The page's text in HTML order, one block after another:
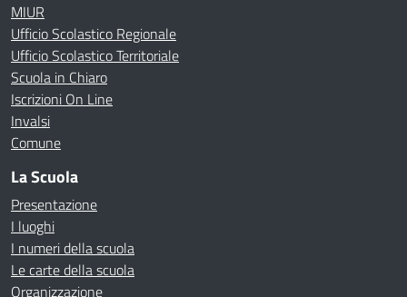
MIUR
Ufficio Scolastico Regionale
Ufficio Scolastico Territoriale
Scuola in Chiaro
Iscrizioni On Line
Invalsi
Comune
La Scuola
Presentazione
I luoghi
I numeri della scuola
Le carte della scuola
Organizzazione